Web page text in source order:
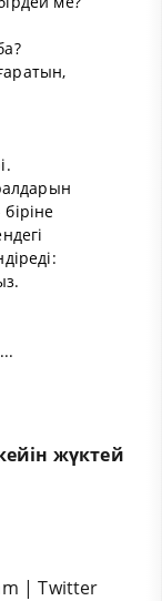
жүктей
|Twitter